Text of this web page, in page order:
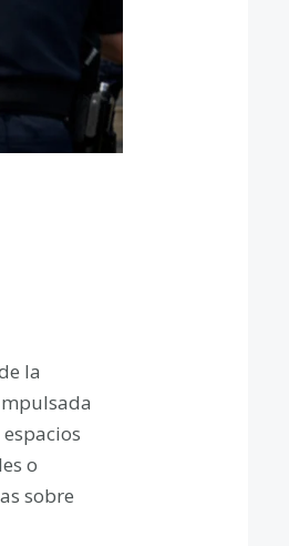
la
o
sobre